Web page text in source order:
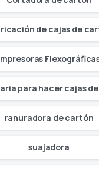
de cajas de
para hacer cajas
ranuradora de cartón
suajadora